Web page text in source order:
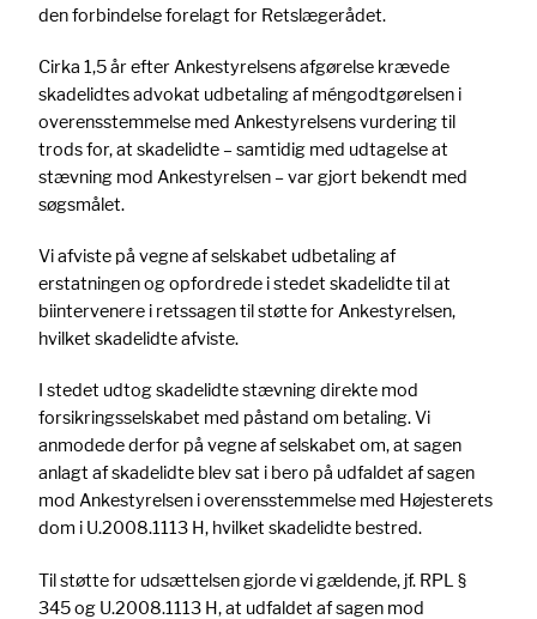
den forbindelse forelagt for Retslægerådet.
Cirka 1,5 år efter Ankestyrelsens afgørelse krævede
skadelidtes advokat udbetaling af méngodtgørelsen i
overensstemmelse med Ankestyrelsens vurdering til
trods for, at skadelidte – samtidig med udtagelse at
stævning mod Ankestyrelsen – var gjort bekendt med
søgsmålet.
Vi afviste på vegne af selskabet udbetaling af
erstatningen og opfordrede i stedet skadelidte til at
biintervenere i retssagen til støtte for Ankestyrelsen,
hvilket skadelidte afviste.
I stedet udtog skadelidte stævning direkte mod
forsikringsselskabet med påstand om betaling. Vi
anmodede derfor på vegne af selskabet om, at sagen
anlagt af skadelidte blev sat i bero på udfaldet af sagen
mod Ankestyrelsen i overensstemmelse med Højesterets
dom i U.2008.1113 H, hvilket skadelidte bestred.
Til støtte for udsættelsen gjorde vi gældende, jf. RPL §
345 og U.2008.1113 H, at udfaldet af sagen mod